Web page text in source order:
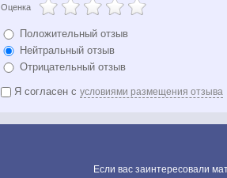
Оценка
Положительный отзыв
Нейтральный отзыв
Отрицательный отзыв
Я согласен с условиями размещения отзыва
Если вас заинтересовали